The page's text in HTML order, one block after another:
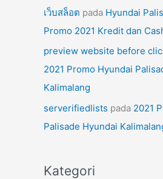
เว็บสล็อต pada Hyundai
Promo 2021 Kredit dan
preview website before
2021 Promo Hyundai
Kalimalang
serverifiedlists pada 2021
Palisade Hyundai
Kategori